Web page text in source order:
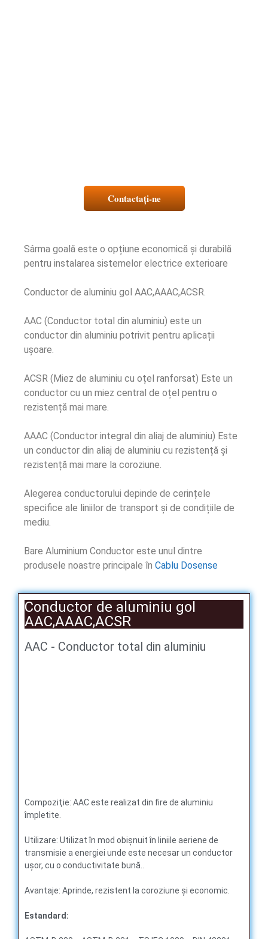
Contactaţi-ne
Sârma goală este o opțiune economică și durabilă
pentru instalarea sistemelor electrice exterioare
Conductor de aluminiu gol AAC,AAAC,ACSR.
AAC (Conductor total din aluminiu) este un
conductor din aluminiu potrivit pentru aplicații
ușoare.
ACSR (Miez de aluminiu cu oțel ranforsat) Este un
conductor cu un miez central de oțel pentru o
rezistență mai mare.
AAAC (Conductor integral din aliaj de aluminiu) Este
un conductor din aliaj de aluminiu cu rezistență și
rezistență mai mare la coroziune.
Alegerea conductorului depinde de cerințele
specifice ale liniilor de transport și de condițiile de
mediu.
Bare Aluminium Conductor este unul dintre
produsele noastre principale în Cablu Dosense
Conductor de aluminiu gol
AAC,AAAC,ACSR
AAC - Conductor total din aluminiu
Compoziţie: AAC este realizat din fire de aluminiu
împletite.
Utilizare: Utilizat în mod obișnuit în liniile aeriene de
transmisie a energiei unde este necesar un conductor
ușor, cu o conductivitate bună..
Avantaje: Aprinde, rezistent la coroziune și economic.
Estandard: